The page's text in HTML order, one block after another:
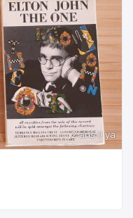
2 ans Il ya